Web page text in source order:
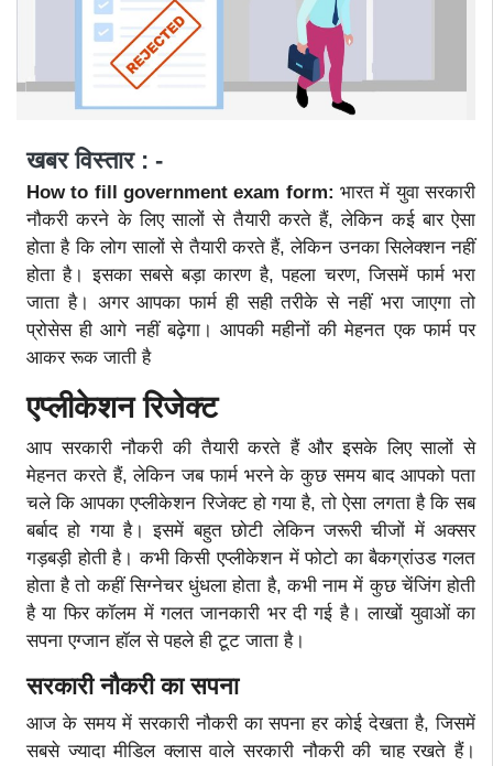
खबर विस्तार : -
How to fill government exam form: भारत में युवा सरकारी
नौकरी करने के लिए सालों से तैयारी करते हैं, लेकिन कई बार ऐसा
होता है कि लोग सालों से तैयारी करते हैं, लेकिन उनका सिलेक्शन नहीं
होता है। इसका सबसे बड़ा कारण है, पहला चरण, जिसमें फार्म भरा
जाता है। अगर आपका फार्म ही सही तरीके से नहीं भरा जाएगा तो
प्रोसेस ही आगे नहीं बढ़ेगा। आपकी महीनों की मेहनत एक फार्म पर
आकर रूक जाती है
एप्लीकेशन रिजेक्ट
आप सरकारी नौकरी की तैयारी करते हैं और इसके लिए सालों से
मेहनत करते हैं, लेकिन जब फार्म भरने के कुछ समय बाद आपको पता
चले कि आपका एप्लीकेशन रिजेक्ट हो गया है, तो ऐसा लगता है कि सब
बर्बाद हो गया है। इसमें बहुत छोटी लेकिन जरूरी चीजों में अक्सर
गड़बड़ी होती है। कभी किसी एप्लीकेशन में फोटो का बैकग्रांउड गलत
होता है तो कहीं सिग्नेचर धुंधला होता है, कभी नाम में कुछ चेंजिंग होती
है या फिर कॉलम में गलत जानकारी भर दी गई है। लाखों युवाओं का
सपना एग्जान हॉल से पहले ही टूट जाता है।
सरकारी नौकरी का सपना
आज के समय में सरकारी नौकरी का सपना हर कोई देखता है, जिसमें
सबसे ज्यादा मीडिल क्लास वाले सरकारी नौकरी की चाह रखते हैं।